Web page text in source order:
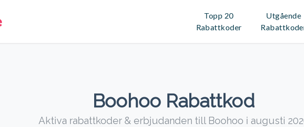
Topp 20
Rabattkoder
Utgående
Boohoo Rabattkod
Aktiva rabattkoder & erbjudanden till Boohoo i augusti